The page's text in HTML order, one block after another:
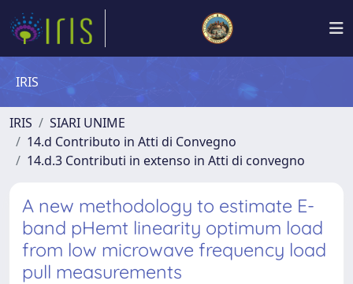
IRIS
IRIS
SIARI UNIME
14.d Contributo in Atti di Convegno
14.d.3 Contributi in extenso in Atti di convegno
A new methodology to estimate E-
band pHemt linearity optimum load
from low microwave frequency load
pull measurements